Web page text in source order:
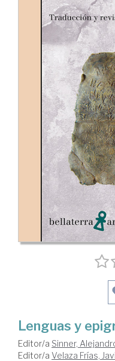
Lenguas y
Editor/a Sinner,
Editor/a Velaza Frías,